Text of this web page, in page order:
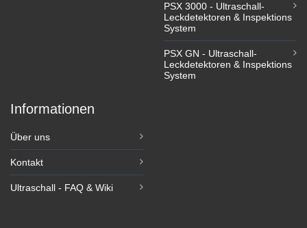
PSX 3000 - Ultraschall-
Leckdetektoren & Inspektions
System
PSX GN - Ultraschall-
Leckdetektoren & Inspektions
System
Informationen
Über uns
Kontakt
Ultraschall - FAQ & Wiki